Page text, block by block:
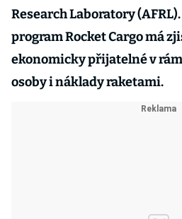
Research Laboratory
program Rocket Cargo má
ekonomicky přijatelné v
osoby i náklady raketami.